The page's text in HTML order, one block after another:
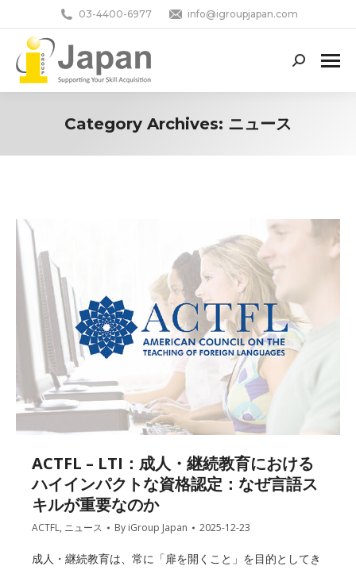
03-4400-6977 info@igroupjapan.com
Search:
Category Archives: ニュース
ACTFL – LTI：成人・継続教育における
ハイインパクトな資格認定：なぜ言語ス
キルが重要なのか
ACTFL, ニュース By iGroup Japan 2025-12-23
成人・継続教育は、常に「扉を開くこと」を目的としてき